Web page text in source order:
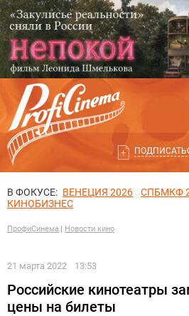
В ФОКУСЕ: ВЕНЕЦИЯ 2026 СПБМКФ
КИНОБИЗНЕС
ПрофиСинема Новости кино
21 марта 2022 13:53
Российские кинотеатры
цены на билеты